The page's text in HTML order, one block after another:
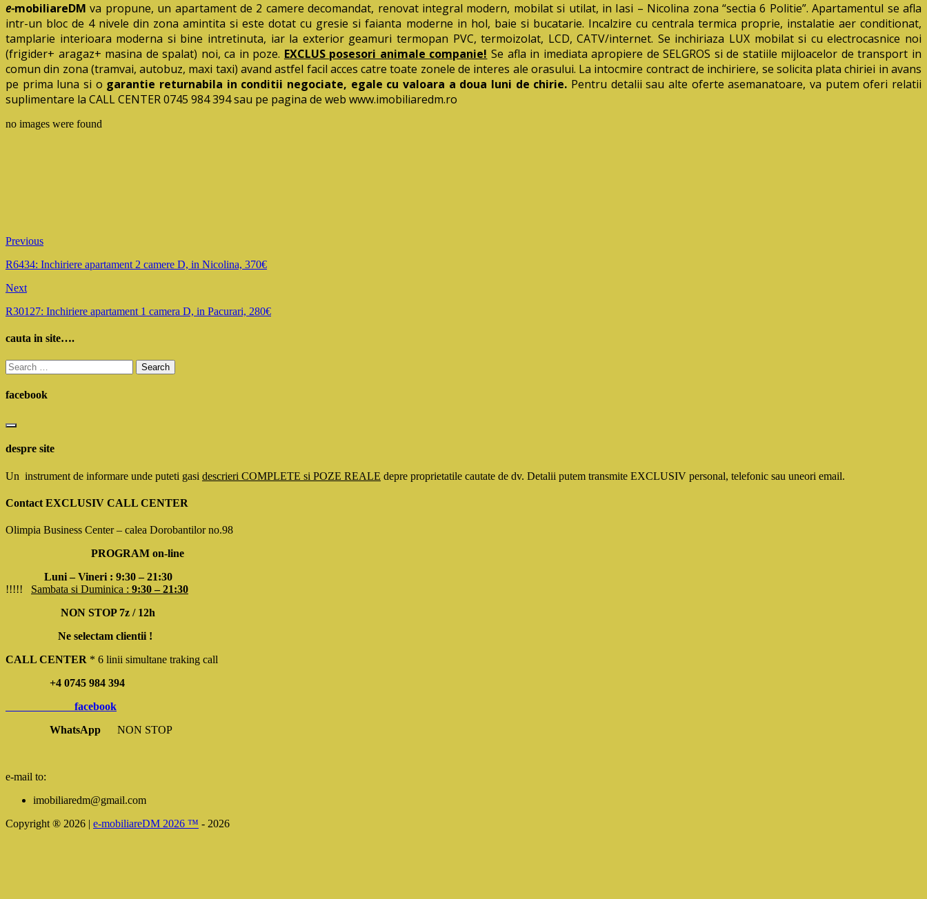
e-mobiliareDM va propune, un apartament de 2 camere decomandat, renovat integral modern, mobilat si utilat, in Iasi – Nicolina zona “sectia 6 Politie”. Apartamentul se afla
intr-un bloc de 4 nivele din zona amintita si este dotat cu gresie si faianta moderne in hol, baie si bucatarie. Incalzire cu centrala termica proprie, instalatie aer conditionat,
tamplarie interioara moderna si bine intretinuta, iar la exterior geamuri termopan PVC, termoizolat, LCD, CATV/internet. Se inchiriaza LUX mobilat si cu electrocasnice noi
(frigider+ aragaz+ masina de spalat) noi, ca in poze. EXCLUS posesori animale companie! Se afla in imediata apropiere de SELGROS si de statiile mijloacelor de transport in
comun din zona (tramvai, autobuz, maxi taxi) avand astfel facil acces catre toate zonele de interes ale orasului. La intocmire contract de inchiriere, se solicita plata chiriei in avans
pe prima luna si o garantie returnabila in conditii negociate, egale cu valoara a doua luni de chirie. Pentru detalii sau alte oferte asemanatoare, va putem oferi relatii
suplimentare la CALL CENTER 0745 984 394 sau pe pagina de web www.imobiliaredm.ro
no images were found
Previous
R6434: Inchiriere apartament 2 camere D, in Nicolina, 370€
Next
R30127: Inchiriere apartament 1 camera D, in Pacurari, 280€
cauta in site….
Search
for:
facebook
despre site
Un instrument de informare unde puteti gasi descrieri COMPLETE si POZE REALE depre proprietatile cautate de dv. Detalii putem transmite EXCLUSIV personal, telefonic sau uneori email.
Contact EXCLUSIV CALL CENTER
Olimpia Business Center – calea Dorobantilor no.98
PROGRAM on-line
Luni – Vineri : 9:30 – 21:30
!!!!! Sambata si Duminica : 9:30 – 21:30
NON STOP 7z / 12h
Ne selectam clientii !
CALL CENTER * 6 linii simultane traking call
+4 0745 984 394
facebook
WhatsApp
NON STOP
e-mail to:
imobiliaredm@gmail.com
Copyright ® 2026 | e-mobiliareDM 2026 ™ - 2026